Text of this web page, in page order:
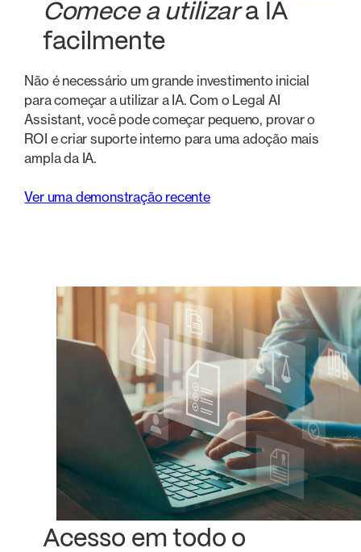
Comece a utilizara IA
facilmente
Não é necessário um grande investimento inicial
para começar a utilizar a IA. Com o Legal AI
Assistant, você pode começar pequeno, provar o
ROI e criar suporte interno para uma adoção mais
ampla da IA.
Ver uma demonstração recente
Acesso em todo o